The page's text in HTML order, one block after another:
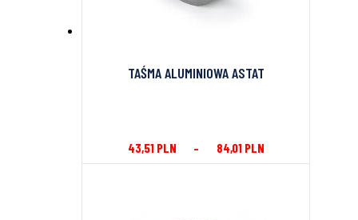
TAŚMA ALUMINIOWA ASTAT
43,51 PLN – 84,01 PLN